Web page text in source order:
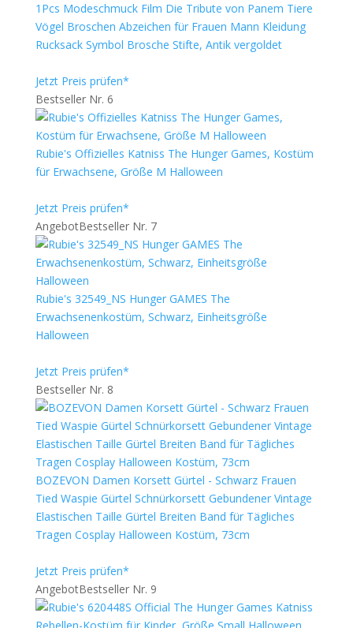
1Pcs Modeschmuck Film Die Tribute von Panem Tiere
Vögel Broschen Abzeichen für Frauen Mann Kleidung
Rucksack Symbol Brosche Stifte, Antik vergoldet
Jetzt Preis prüfen*
Bestseller Nr. 6
Rubie's Offizielles Katniss The Hunger Games, Kostüm
für Erwachsene, Größe M Halloween
Jetzt Preis prüfen*
AngebotBestseller Nr. 7
Rubie's 32549_NS Hunger GAMES The
Erwachsenenkostüm, Schwarz, Einheitsgröße
Halloween
Jetzt Preis prüfen*
Bestseller Nr. 8
BOZEVON Damen Korsett Gürtel - Schwarz Frauen
Tied Waspie Gürtel Schnürkorsett Gebundener Vintage
Elastischen Taille Gürtel Breiten Band für Tägliches
Tragen Cosplay Halloween Kostüm, 73cm
Jetzt Preis prüfen*
AngebotBestseller Nr. 9